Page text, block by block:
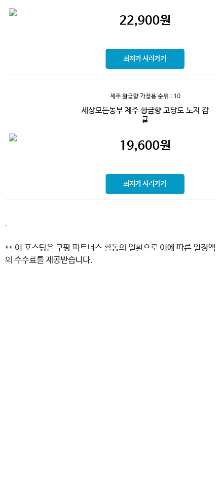
22,900원
최저가 사러가기
제주 황금향 가정용순위 : 10
세상모든농부 제주 황금향 고당도 노지 감
귤
19,600원
최저가 사러가기
.
** 이 포스팅은 쿠팡 파트너스 활동의 일환으로 이에 따른 일정액
의 수수료를 제공받습니다.